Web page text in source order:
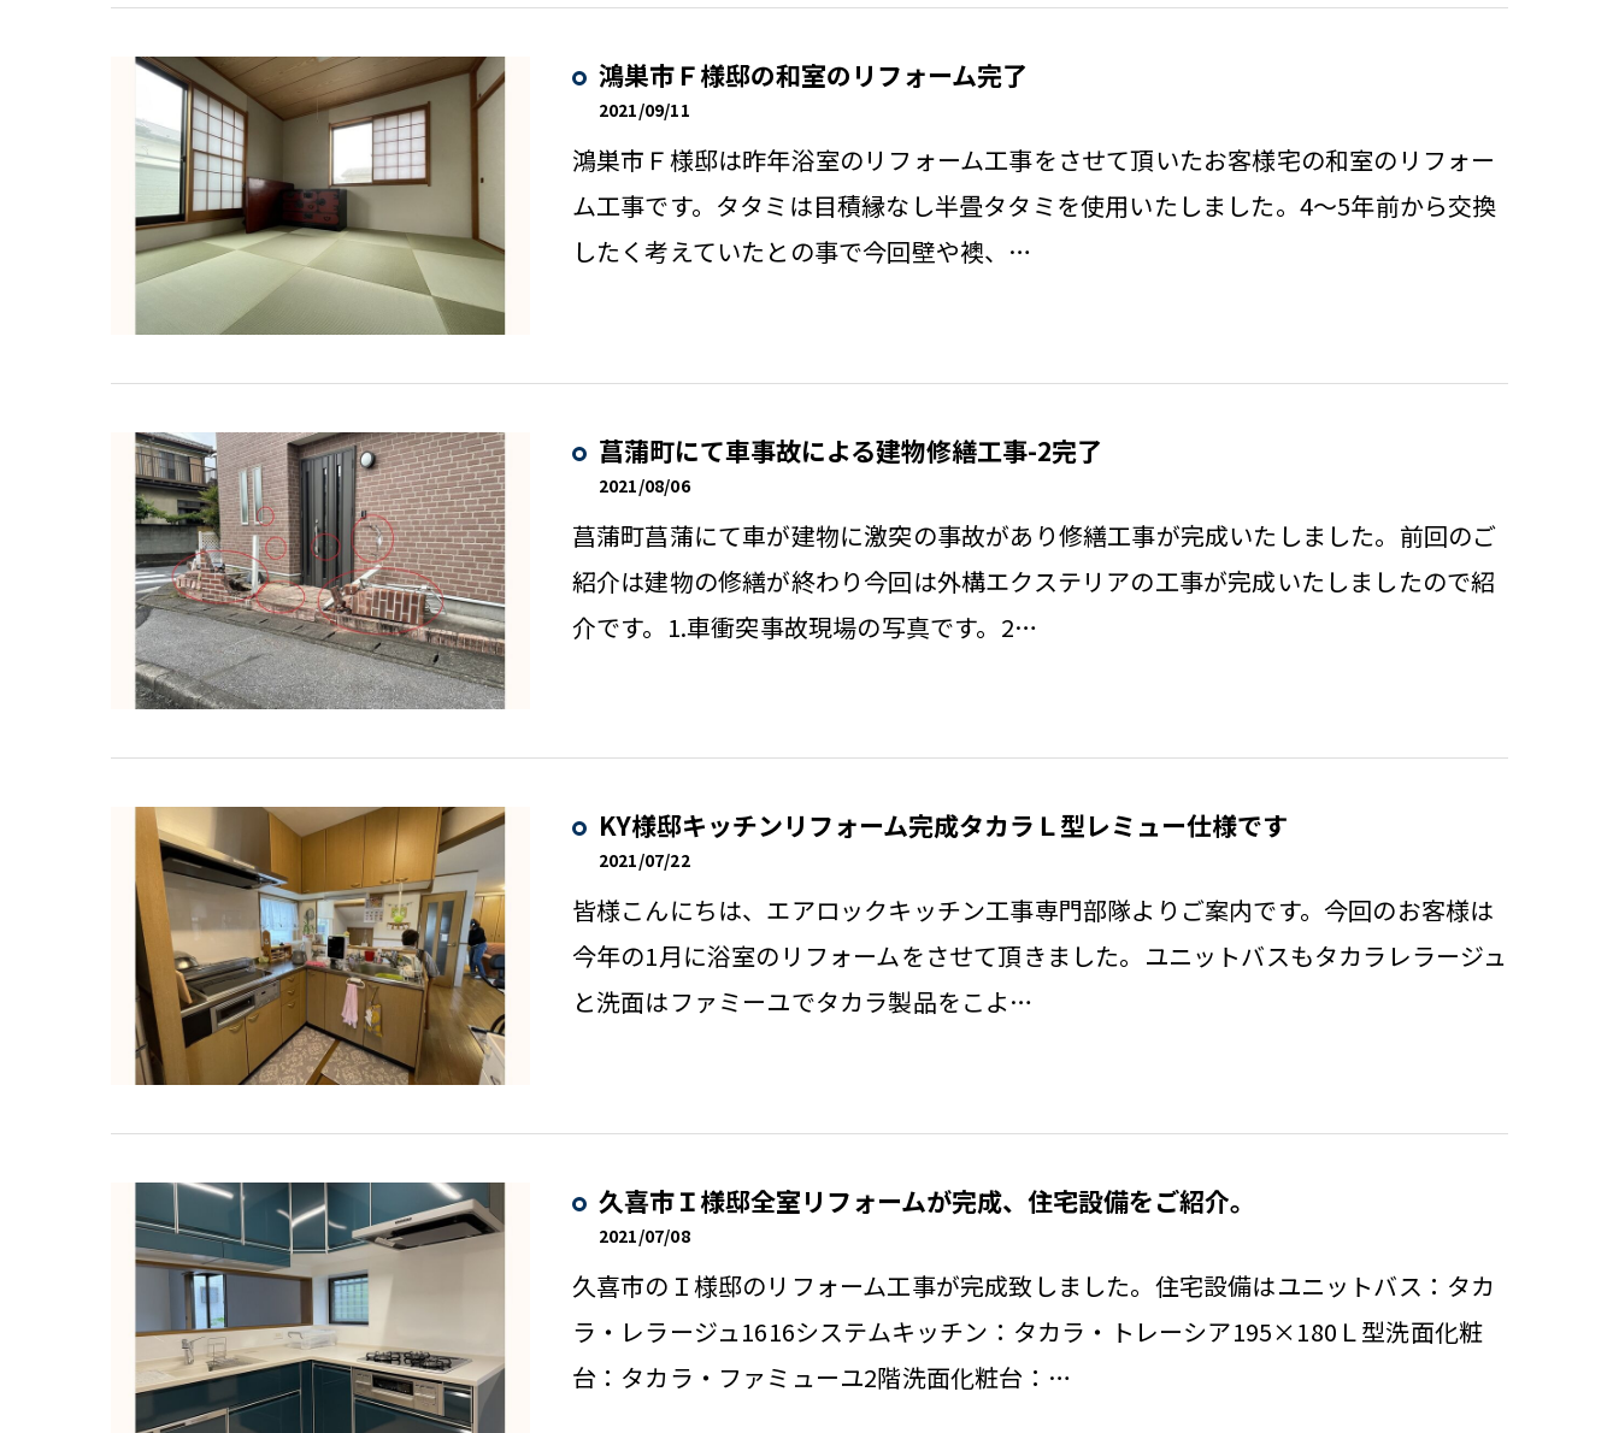
鴻巣市Ｆ様邸の和室のリフォーム完了
2021/09/11
鴻巣市Ｆ様邸は昨年浴室のリフォーム工事をさせて頂いたお客様宅の和室のリフォー
ム工事です。タタミは目積縁なし半畳タタミを使用いたしました。4～5年前から交換
したく考えていたとの事で今回壁や襖、…
菖蒲町にて車事故による建物修繕工事-2完了
2021/08/06
菖蒲町菖蒲にて車が建物に激突の事故があり修繕工事が完成いたしました。前回のご
紹介は建物の修繕が終わり今回は外構エクステリアの工事が完成いたしましたので紹
介です。1.車衝突事故現場の写真です。2…
KY様邸キッチンリフォーム完成タカラＬ型レミュー仕様です
2021/07/22
皆様こんにちは、エアロックキッチン工事専門部隊よりご案内です。今回のお客様は
今年の1月に浴室のリフォームをさせて頂きました。ユニットバスもタカラレラージュ
と洗面はファミーユでタカラ製品をこよ…
久喜市Ｉ様邸全室リフォームが完成、住宅設備をご紹介。
2021/07/08
久喜市のＩ様邸のリフォーム工事が完成致しました。住宅設備はユニットバス：タカ
ラ・レラージュ1616システムキッチン：タカラ・トレーシア195×180Ｌ型洗面化粧
台：タカラ・ファミューユ2階洗面化粧台：…